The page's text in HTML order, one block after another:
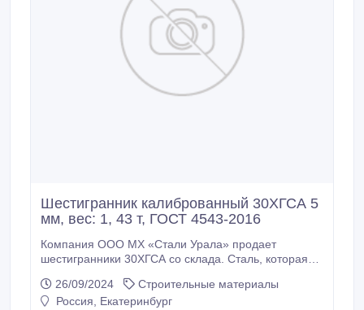
Шестигранник калиброванный 30ХГСА 5
мм, вес: 1, 43 т, ГОСТ 4543-2016
Компания ООО МХ «Стали Урала» продает
шестигранники 30ХГСА со склада. Сталь, которая
России (от 100кг), экспорт в страны СНГ. *
Шестигранник калиброванный 30ХГСА 5 мм, вес: 1,
26/09/2024
Строительные материалы
Россия, Екатеринбург